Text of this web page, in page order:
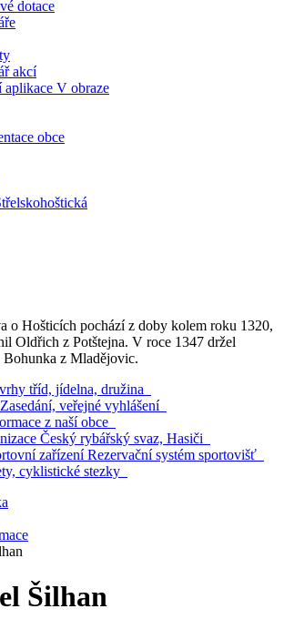
dotace
akcí
V obraze
obce
o Hošticích pochází z doby kolem roku 1320,
Oldřich z Potštejna. V roce 1347 držel
z Mladějovic.
tříd, jídelna, družina
Zasedání, veřejné vyhlášení
z naší obce
Český rybářský svaz, Hasiči
zařízení Rezervační systém sportovišť
cyklistické stezky
Šilhan